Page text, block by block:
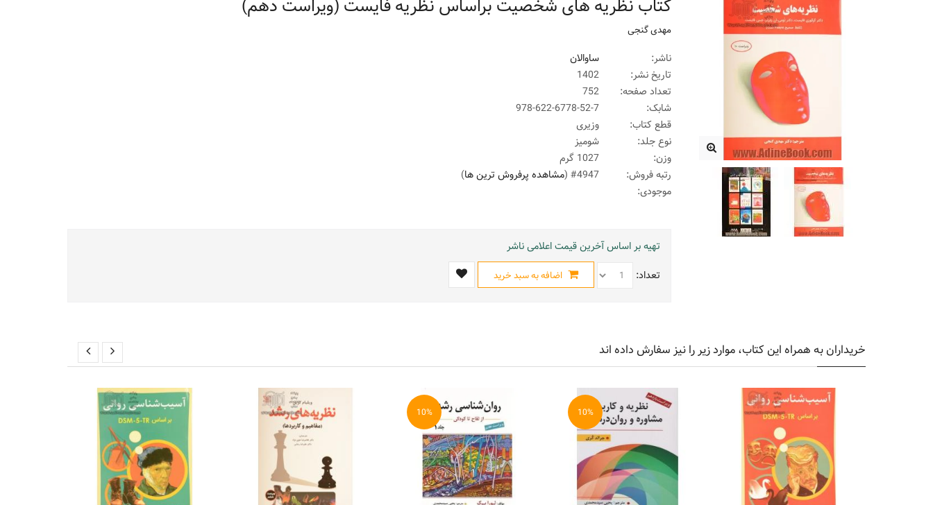
کتاب نظریه های شخصیت براساس نظریه فایست (ویراست دهم)
مهدی گنجی
ناشر:
ساوالان
تاریخ نشر:
1402
تعداد صفحه:
752
شابک:
978-622-6778-52-7
قطع کتاب:
وزیری
نوع جلد:
شومیز
وزن:
1027 گرم
رتبه فروش:
#4947 ( مشاهده پرفروش ترین ها)
موجودی:
تهیه بر اساس آخرین قیمت اعلامی ناشر
تعداد:
اضافه به سبد خرید
خریداران به همراه این کتاب، موارد زیر را نیز سفارش داده اند
10%
10%